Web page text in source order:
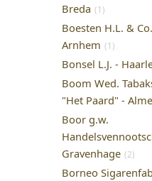
Breda (1)
Boesten H.L. &
Arnhem (1)
Bonsel L.J. -
Boom Wed.
"Het Paard" -
Boor g.w.
Gravenhage (2)
Borneo